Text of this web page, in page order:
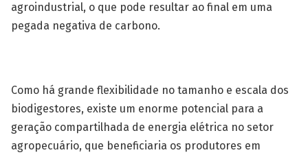
agroindustrial, o que pode resultar ao final em uma
pegada negativa de carbono.
Como há grande flexibilidade no tamanho e escala dos
biodigestores, existe um enorme potencial para a
geração compartilhada de energia elétrica no setor
agropecuário, que beneficiaria os produtores em